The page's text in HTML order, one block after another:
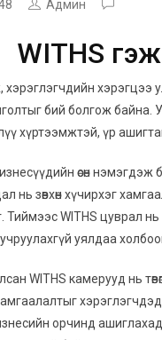
Админ
WITHS
хэрэглэгчдийн хэрэгцээ
бий болгож байна.
хүртээмжтэй, үр
өсөн
зөвхөн хүчирхэг
WITHS цуврал
уялдаа
WITHS камерууд нь
орчинд